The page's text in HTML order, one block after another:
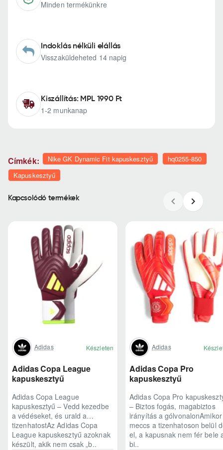
Minden termékünkre
Indoklás nélküli elállás
Visszaküldeheted 14 napig
Kiszállítás: MPL 1990 Ft
1-2 munkanap
Címkék: Nike GK Dynamic Fit kapuskesztyű
hq0255-850
Kapuskesztyű
Kapcsolódó termékek
Adidas Készleten
Adidas Copa League
kapuskesztyű
Adidas Copa League
kapuskesztyű – Vedd kezedbe
a védéseket, és urald a
tizenhatostAz Adidas Copa
League kapuskesztyű azoknak
készült, akik nem csak „b..
Adidas
Adidas Copa Pro
kapuskesztyű
Adidas Copa Pro
– Biztos fogás, magabiztos
irányítás a
meccs a tizenhatoson belül
el, a kapusnak nem fér bele
bi..